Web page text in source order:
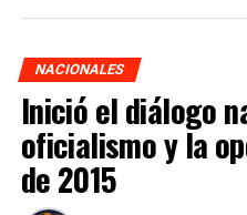
NACIONALES
Inició el diálogo
oficialismo y la
de 2015